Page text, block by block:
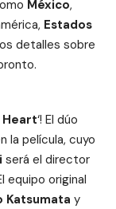
México,
Estados
detalles sobre
Heart‘! El dúo
la película, cuyo
será el director
equipo original
Katsumata y